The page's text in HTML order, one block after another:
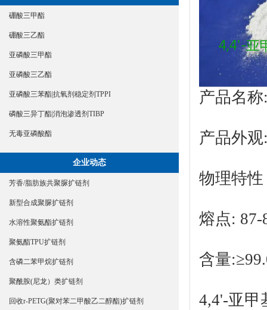
硼酸三甲酯
硼酸三乙酯
亚磷酸三甲酯
亚磷酸三乙酯
亚磷酸三苯酯|抗氧剂稳定剂TPPI
磷酸三异丁酯|消泡渗透剂TIBP
无毒亚磷酸酯
企业动态
芳香/脂肪族共聚脲扩链剂
新型合成聚脲扩链剂
水溶性聚氨酯扩链剂
聚氨酯TPU扩链剂
含磷二苯甲烷扩链剂
聚酰胺(尼龙）类扩链剂
回收r-PETG(聚对苯二甲酸乙二醇酯)扩链剂
产品名称
产品外
物理特性
熔点:
含量
4,4'-亚甲